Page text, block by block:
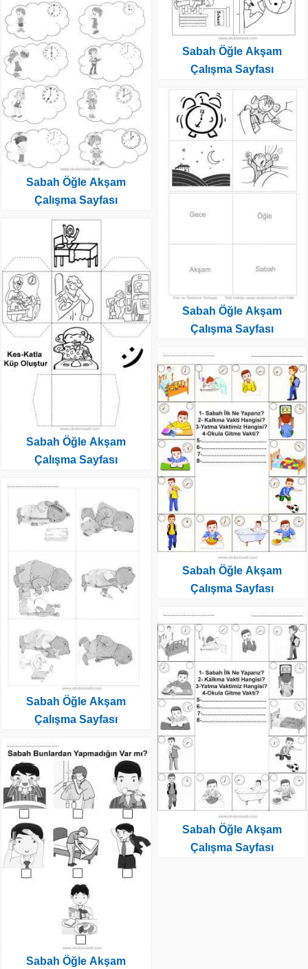
Sabah Öğle Akşam
Çalışma Sayfası
Sabah Öğle Akşam
Çalışma Sayfası
Sabah Öğle Akşam
Çalışma Sayfası
Sabah Öğle Akşam
Sabah Öğle Akşam
Çalışma Sayfası
Sabah Öğle Akşam
Çalışma Sayfası
Sabah Öğle Akşam
Çalışma Sayfası
Sabah Öğle Akşam
Çalışma Sayfası